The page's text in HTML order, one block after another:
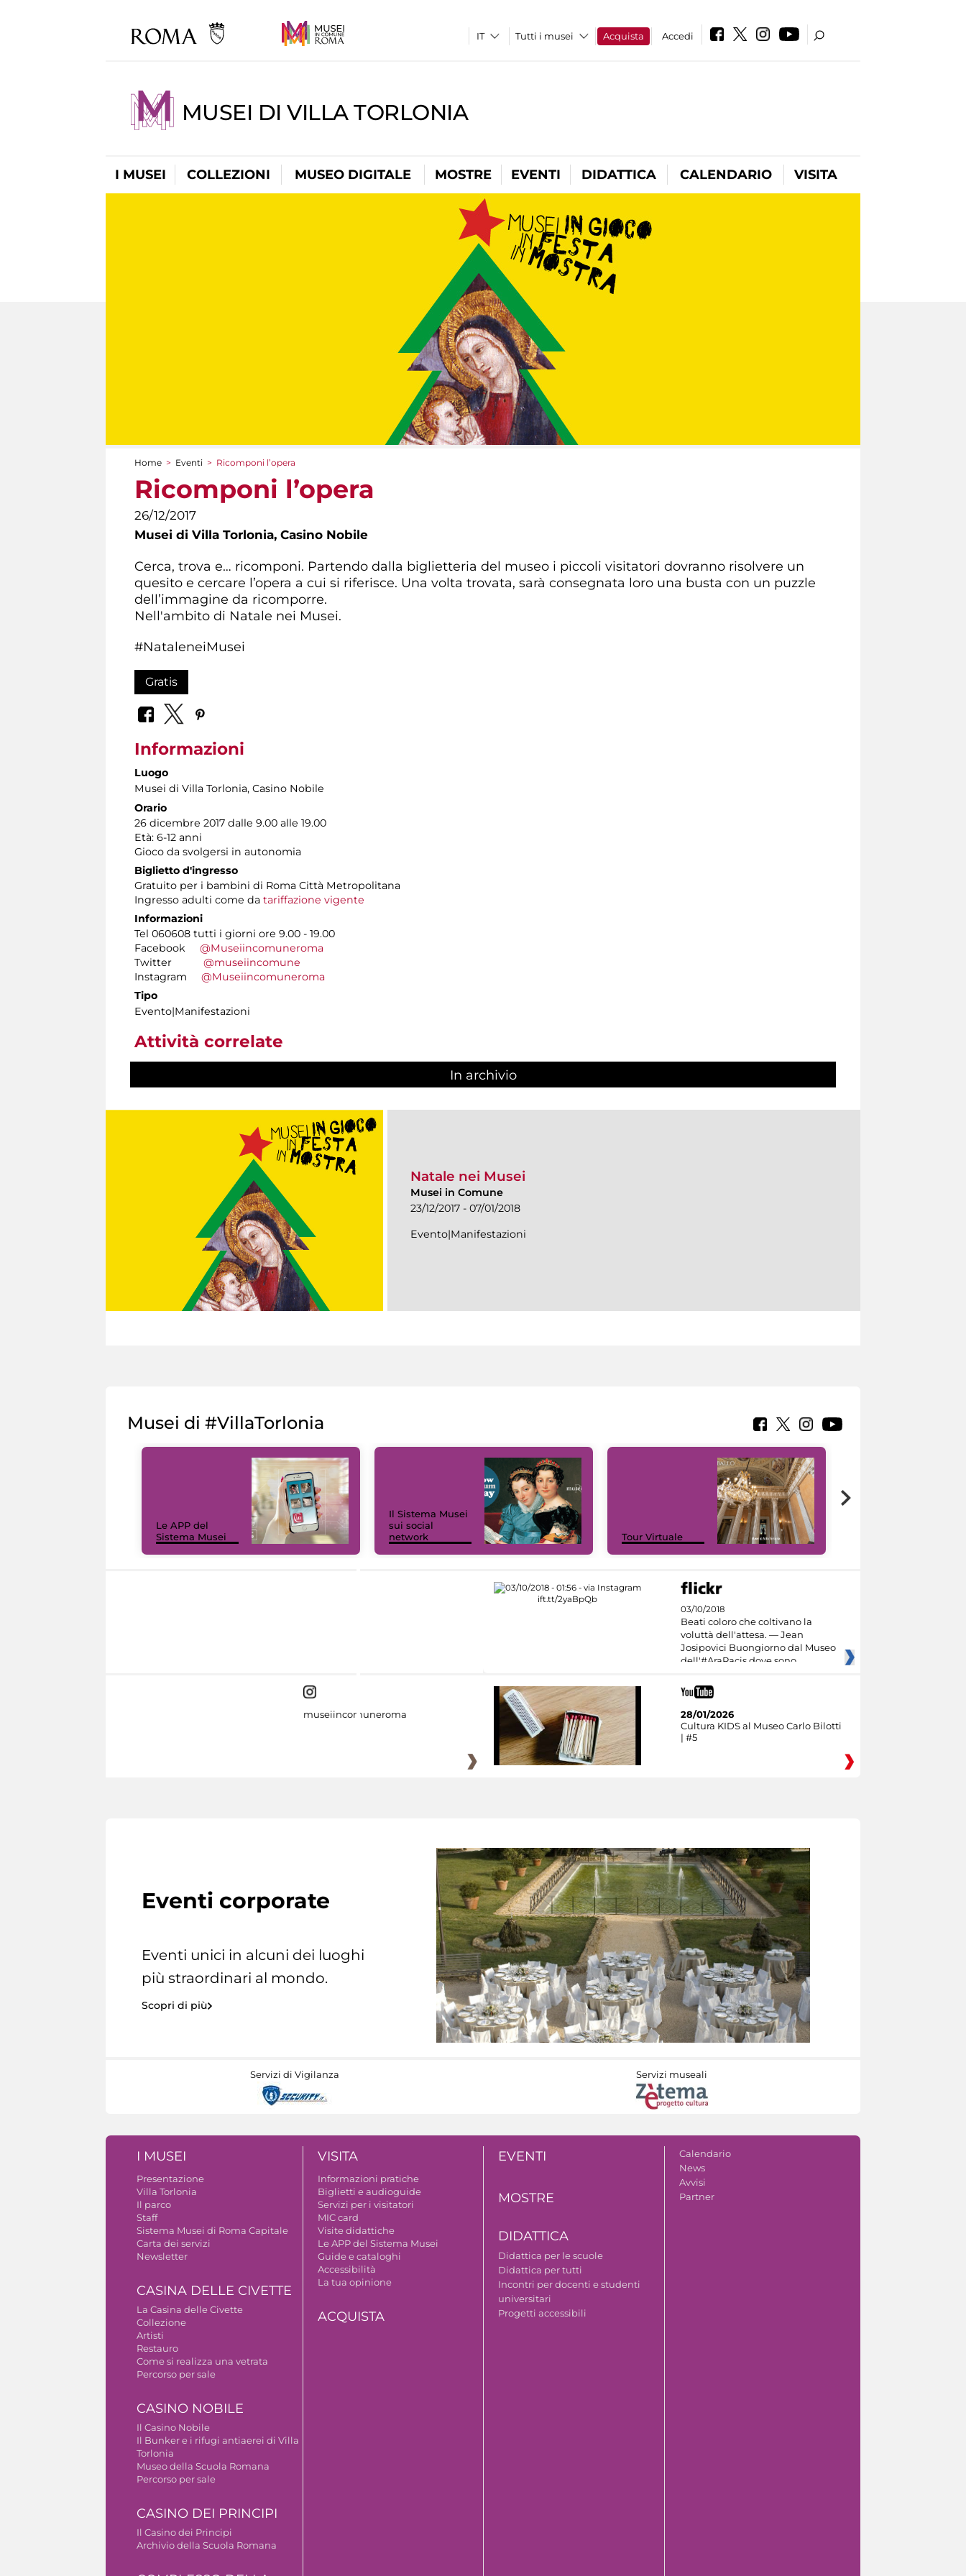
Tutti i musei Acquista Accedi
MUSEI DI VILLA TORLONIA
I MUSEI COLLEZIONI MUSEO DIGITALE MOSTRE EVENTI DIDATTICA CALENDARIO VISITA
Tu sei qui
Home > Eventi > Ricomponi l’opera
Ricomponi l’opera
26/12/2017
Musei di Villa Torlonia, Casino Nobile
Cerca, trova e… ricomponi. Partendo dalla biglietteria del museo i piccoli visitatori dovranno risolvere un
quesito e cercare l’opera a cui si riferisce. Una volta trovata, sarà consegnata loro una busta con un puzzle
dell’immagine da ricomporre.
Nell'ambito di Natale nei Musei.
#NataleneiMusei
Gratis
Informazioni
Luogo
Musei di Villa Torlonia, Casino Nobile
Orario
26 dicembre 2017 dalle 9.00 alle 19.00
Età: 6-12 anni
Gioco da svolgersi in autonomia
Biglietto d'ingresso
Gratuito per i bambini di Roma Città Metropolitana
Ingresso adulti come da tariffazione vigente
Informazioni
Tel 060608 tutti i giorni ore 9.00 - 19.00
Facebook @Museiincomuneroma
Twitter @museiincomune
Instagram @Museiincomuneroma
Tipo
Evento|Manifestazioni
Attività correlate
In archivio
Natale nei Musei
Musei in Comune
23/12/2017 - 07/01/2018
Evento|Manifestazioni
Musei di #VillaTorlonia
Le APP del
Sistema Musei
Il Sistema Musei
sui social
network
Tour Virtuale
03/10/2018
Beati coloro che coltivano la
voluttà dell'attesa. — Jean
Josipovici Buongiorno dal Museo
dell'#AraPacis dove sono
museiincomuneroma
28/01/2026
Cultura KIDS al Museo Carlo Bilotti
| #5
Eventi corporate
Eventi unici in alcuni dei luoghi
più straordinari al mondo.
Scopri di più
Servizi di Vigilanza Servizi museali
I MUSEI
Presentazione
Villa Torlonia
Il parco
Staff
Sistema Musei di Roma Capitale
Carta dei servizi
Newsletter
CASINA DELLE CIVETTE
La Casina delle Civette
Collezione
Artisti
Restauro
Come si realizza una vetrata
Percorso per sale
CASINO NOBILE
Il Casino Nobile
Il Bunker e i rifugi antiaerei di Villa
Torlonia
Museo della Scuola Romana
Percorso per sale
CASINO DEI PRINCIPI
Il Casino dei Principi
Archivio della Scuola Romana
VISITA
Informazioni pratiche
Biglietti e audioguide
Servizi per i visitatori
MIC card
Visite didattiche
Le APP del Sistema Musei
Guide e cataloghi
Accessibilità
La tua opinione
ACQUISTA
EVENTI
MOSTRE
DIDATTICA
Didattica per le scuole
Didattica per tutti
Incontri per docenti e studenti
universitari
Progetti accessibili
Calendario
News
Avvisi
Partner